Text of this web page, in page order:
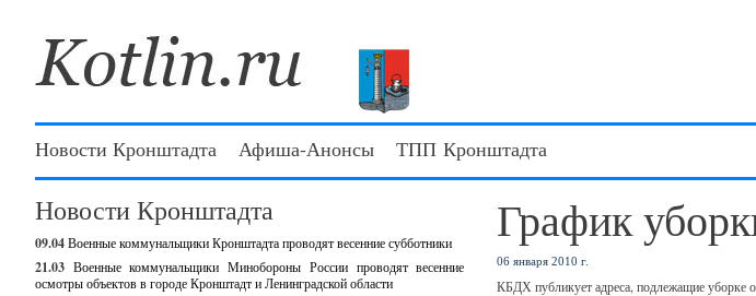
Новости Кронштадта Афиша-Анонсы ТПП Кронштадта
Новости Кронштадта
09.04Военные коммунальщики Кронштадта проводят весенние субботники
21.03 Военные коммунальщики Минобороны России проводят весенние
осмотры объектов в городе Кронштадт и Ленинградской области
График
06 января 2010 г.
КБДХ публикует адреса, подлежащие уборке